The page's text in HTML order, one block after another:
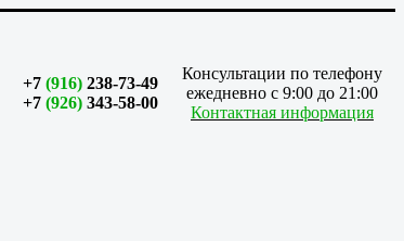
+7 (916) 238-73-49
+7 (926) 343-58-00
Консультации по телефону
ежедневно с 9:00 до 21:00
Контактная информация